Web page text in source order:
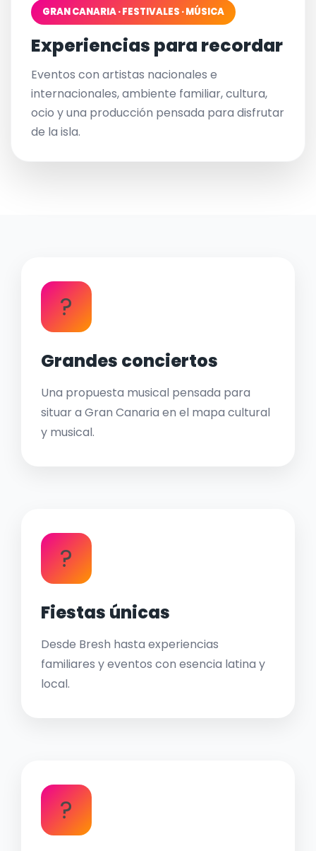
GRAN CANARIA · FESTIVALES · MÚSICA
Experiencias para recordar
Eventos con artistas nacionales e
internacionales, ambiente familiar, cultura,
ocio y una producción pensada para disfrutar
de la isla.
?
Grandes conciertos
Una propuesta musical pensada para
situar a Gran Canaria en el mapa cultural
y musical.
?
Fiestas únicas
Desde Bresh hasta experiencias
familiares y eventos con esencia latina y
local.
?